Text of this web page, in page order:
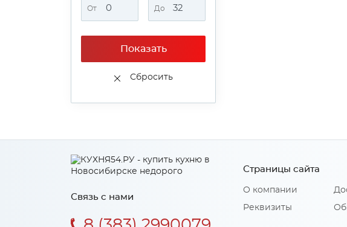
От До
Показать
Сбросить
Связь с нами
Страницы сайта
О компании
Реквизиты